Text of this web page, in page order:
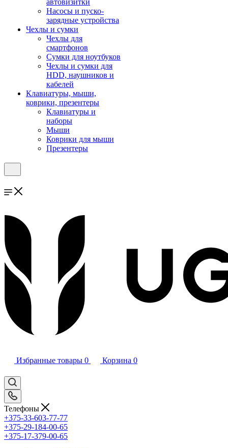
автовизитки
Насосы и пуско-
зарядные устройства
Чехлы и сумки
Чехлы для
смартфонов
Сумки для ноутбуков
Чехлы и сумки для
HDD, наушников и
кабелей
Клавиатуры, мыши,
коврики, презентеры
Клавиатуры и
наборы
Мыши
Коврики для мыши
Презентеры
Избранные товары 0 Корзина 0
Телефоны
+375-33-603-77-77
+375-29-184-00-65
+375-17-379-00-65